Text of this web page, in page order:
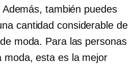
también puedes
cantidad considerable de
moda. Para las personas
moda, esta es la mejor